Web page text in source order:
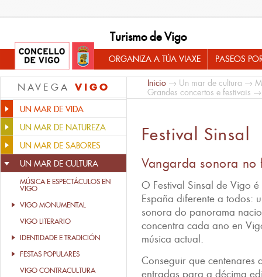
Turismo de Vigo
ORGANIZA A TÚA VIAXE PASEOS
NAVEGA VIGO
UN MAR DE VIDA
UN MAR DE NATUREZA
UN MAR DE SABORES
UN MAR DE CULTURA
MÚSICA E ESPECTÁCULOS EN
VIGO
VIGO MONUMENTAL
VIGO LITERARIO
IDENTIDADE E TRADICIÓN
FESTAS POPULARES
VIGO CONTRACULTURA
Inicio → Un mar de cultura →
Grandes concertos e festivais →
Festival Sinsal
Vangarda sonora no
O Festival Sinsal de Vigo
España diferente a todos:
sonora do panorama
concentra cada ano en
música actual.
Conseguir que centenares
entradas para a décima